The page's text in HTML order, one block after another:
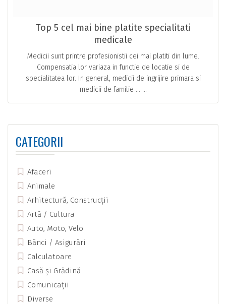
Top 5 cel mai bine platite specialitati
medicale
Medicii sunt printre profesionistii cei mai platiti din lume.
Compensatia lor variaza in functie de locatie si de
specialitatea lor. In general, medicii de ingrijire primara si
medicii de familie … ...
CATEGORII
Afaceri
Animale
Arhitectură, Construcții
Artă / Cultura
Auto, Moto, Velo
Bănci / Asigurări
Calculatoare
Casă și Grădină
Comunicații
Diverse